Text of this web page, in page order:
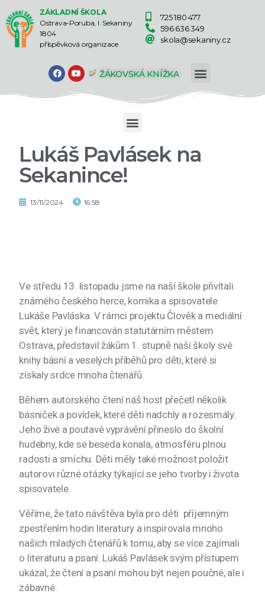
ZÁKLADNÍ ŠKOLA
Ostrava-Poruba, I. Sekaniny
1804
příspěvková organizace
725 180 477
596 636 349
skola@sekaniny.cz
ŽÁKOVSKÁ KNÍŽKA
Lukáš Pavlásek na
Sekanince!
13/11/2024 16:58
Ve středu 13. listopadu jsme na naší škole přivítali
známého českého herce, komika a spisovatele
Lukáše Pavláska. V rámci projektu Člověk a mediální
svět, který je financován statutárním městem
Ostrava, představil žákům 1. stupně naší školy své
knihy básní a veselých příběhů pro děti, které si
získaly srdce mnoha čtenářů.
Během autorského čtení náš host přečetl několik
básniček a povídek, které děti nadchly a rozesmály.
Jeho živé a poutavé vyprávění přineslo do školní
hudebny, kde se beseda konala, atmosféru plnou
radosti a smíchu. Děti měly také možnost položit
autorovi různé otázky týkající se jeho tvorby i života
spisovatele.
Věříme, že tato návštěva byla pro děti příjemným
zpestřením hodin literatury a inspirovala mnoho
našich mladých čtenářů k tomu, aby se více zajímali
o literaturu a psaní. Lukáš Pavlásek svým přístupem
ukázal, že čtení a psaní mohou být nejen poučné, ale i
zábavné.